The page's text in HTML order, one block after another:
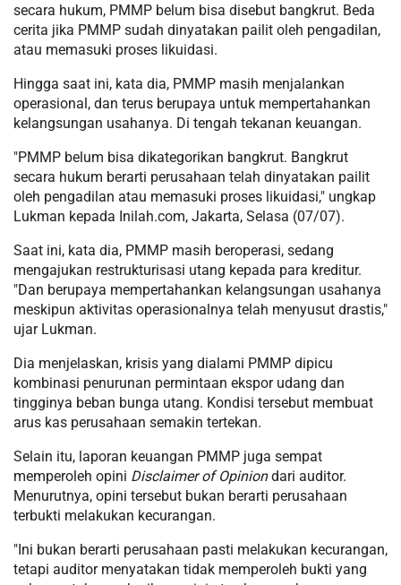
secara hukum, PMMP belum bisa disebut bangkrut. Beda
cerita jika PMMP sudah dinyatakan pailit oleh pengadilan,
atau memasuki proses likuidasi.
Hingga saat ini, kata dia, PMMP masih menjalankan
operasional, dan terus berupaya untuk mempertahankan
kelangsungan usahanya. Di tengah tekanan keuangan.
"PMMP belum bisa dikategorikan bangkrut. Bangkrut
secara hukum berarti perusahaan telah dinyatakan pailit
oleh pengadilan atau memasuki proses likuidasi," ungkap
Lukman kepada Inilah.com, Jakarta, Selasa (07/07).
Saat ini, kata dia, PMMP masih beroperasi, sedang
mengajukan restrukturisasi utang kepada para kreditur.
"Dan berupaya mempertahankan kelangsungan usahanya
meskipun aktivitas operasionalnya telah menyusut drastis,"
ujar Lukman.
Dia menjelaskan, krisis yang dialami PMMP dipicu
kombinasi penurunan permintaan ekspor udang dan
tingginya beban bunga utang. Kondisi tersebut membuat
arus kas perusahaan semakin tertekan.
Selain itu, laporan keuangan PMMP juga sempat
memperoleh opini Disclaimer of Opiniondari auditor.
Menurutnya, opini tersebut bukan berarti perusahaan
terbukti melakukan kecurangan.
"Ini bukan berarti perusahaan pasti melakukan kecurangan,
tetapi auditor menyatakan tidak memperoleh bukti yang